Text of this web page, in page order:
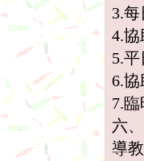
3.
4.
5.
6.
7.臨
六
導